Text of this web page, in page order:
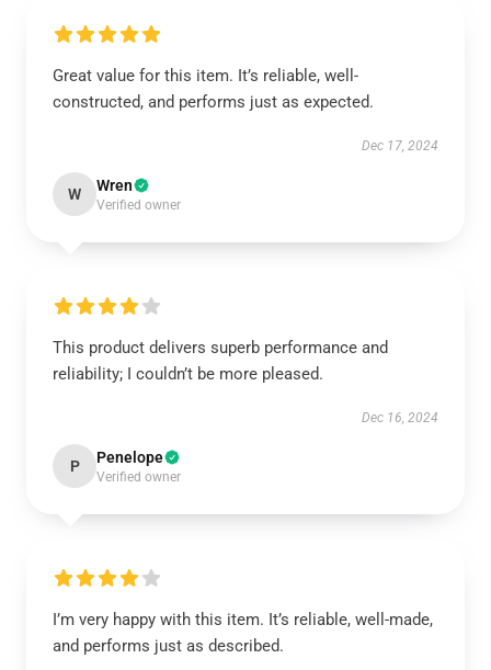
Great value for this item. It’s reliable, well-
constructed, and performs just as expected.
Dec 17, 2024
W Wren
Verified owner
This product delivers superb performance and
reliability; I couldn’t be more pleased.
Dec 16, 2024
P Penelope
Verified owner
I’m very happy with this item. It’s reliable, well-made,
and performs just as described.